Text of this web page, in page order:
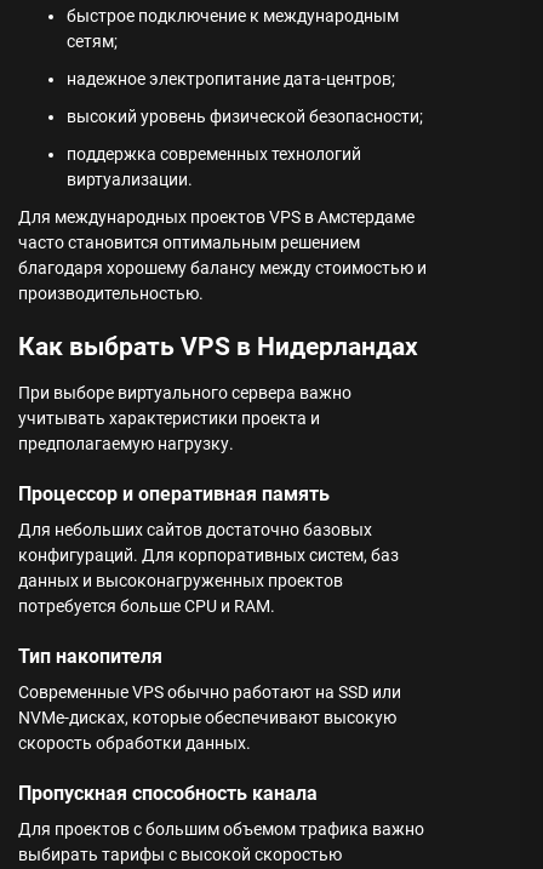
быстрое подключение к международным
сетям;
надежное электропитание дата-центров;
высокий уровень физической безопасности;
поддержка современных технологий
виртуализации.
Для международных проектов VPS в Амстердаме
часто становится оптимальным решением
благодаря хорошему балансу между стоимостью и
производительностью.
Как выбрать VPS в Нидерландах
При выборе виртуального сервера важно
учитывать характеристики проекта и
предполагаемую нагрузку.
Процессор и оперативная память
Для небольших сайтов достаточно базовых
конфигураций. Для корпоративных систем, баз
данных и высоконагруженных проектов
потребуется больше CPU и RAM.
Тип накопителя
Современные VPS обычно работают на SSD или
NVMe-дисках, которые обеспечивают высокую
скорость обработки данных.
Пропускная способность канала
Для проектов с большим объемом трафика важно
выбирать тарифы с высокой скоростью